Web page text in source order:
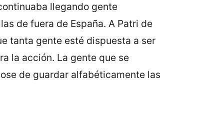
llegando gente
de fuera de España. A Patri de
tanta gente esté dispuesta a ser
la acción. La gente que se
de guardar alfabéticamente las